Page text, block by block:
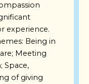
experience.
Being in
Meeting
Space,
of giving